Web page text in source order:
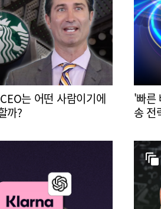
는 어떤 사람이기에
까?
'빠른
송 전